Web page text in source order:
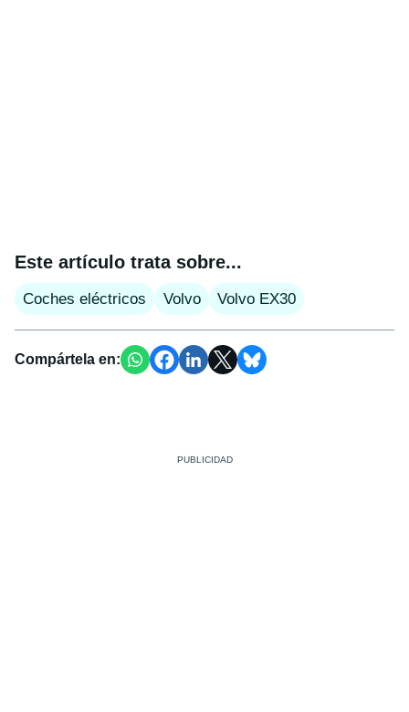
Este artículo trata sobre...
Coches eléctricos Volvo Volvo EX30
Compártela en: